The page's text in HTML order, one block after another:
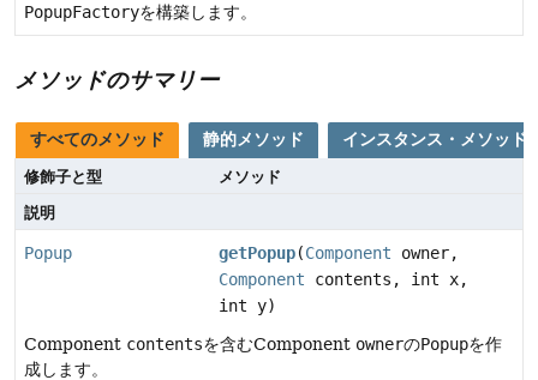
PopupFactoryを構築します。
メソッドのサマリー
すべてのメソッド 静的メソッド インスタンス・メソッド
修飾子と型
メソッド
説明
Popup getPopup(Component owner,
Component contents, int x,
int y)
Component contentsを含むComponent ownerのPopupを作
成します。